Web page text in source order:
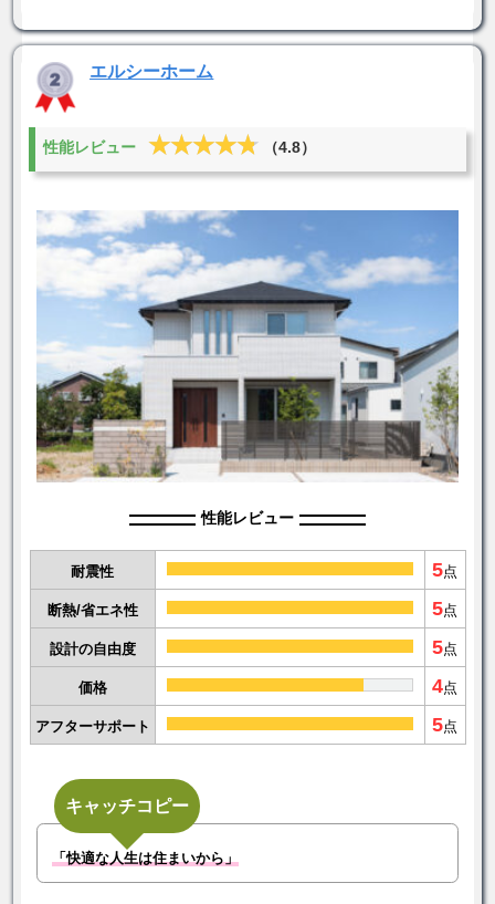
エルシーホーム
性能レビュー ★★★★★
★★★★★ （4.8）
性能レビュー
耐震性 5点
断熱/省エネ性 5点
設計の自由度 5点
価格 4点
アフターサポート 5点
キャッチコピー
「快適な人生は住まいから」